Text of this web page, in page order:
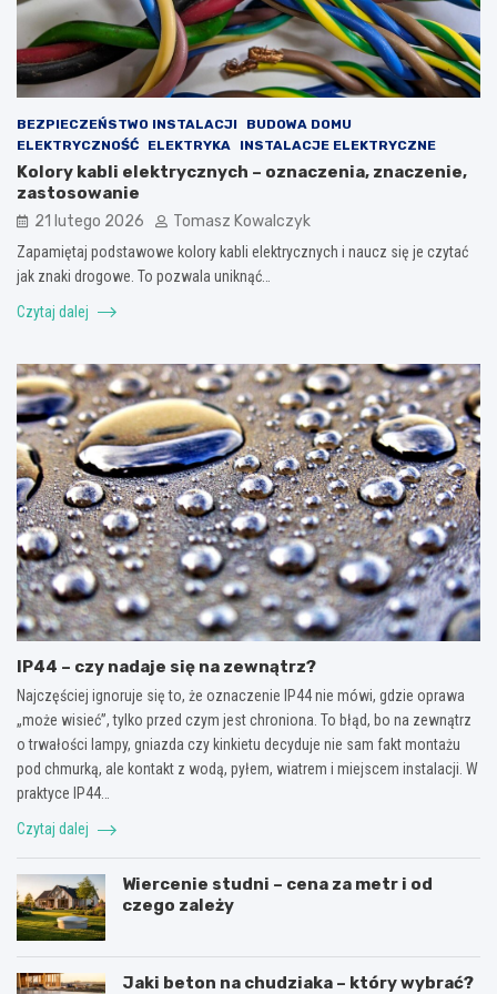
BEZPIECZEŃSTWO INSTALACJI
BUDOWA DOMU
ELEKTRYCZNOŚĆ
ELEKTRYKA INSTALACJE ELEKTRYCZNE
Kolory kabli elektrycznych – oznaczenia, znaczenie,
zastosowanie
21 lutego 2026 Tomasz Kowalczyk
Zapamiętaj podstawowe kolory kabli elektrycznych i naucz się je czytać
jak znaki drogowe. To pozwala uniknąć…
Czytaj dalej
IP44 – czy nadaje się na zewnątrz?
Najczęściej ignoruje się to, że oznaczenie IP44 nie mówi, gdzie oprawa
„może wisieć”, tylko przed czym jest chroniona. To błąd, bo na zewnątrz
o trwałości lampy, gniazda czy kinkietu decyduje nie sam fakt montażu
pod chmurką, ale kontakt z wodą, pyłem, wiatrem i miejscem instalacji. W
praktyce IP44…
Czytaj dalej
Wiercenie studni – cena za metr i od
czego zależy
Jaki beton na chudziaka – który wybrać?